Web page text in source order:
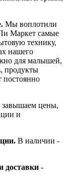
Мы воплотили
Маркет самые
технику,
нашего
для малышей,
продукты
постоянно
цены,
и
В наличии -
доставки -